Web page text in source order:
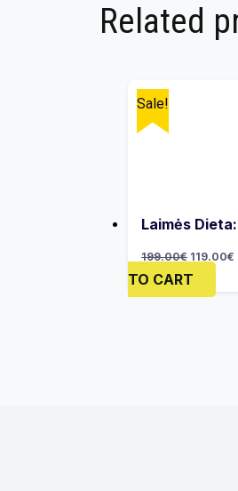
Related
Sale!
Laimės
199.00€ 119.00€
TO CART